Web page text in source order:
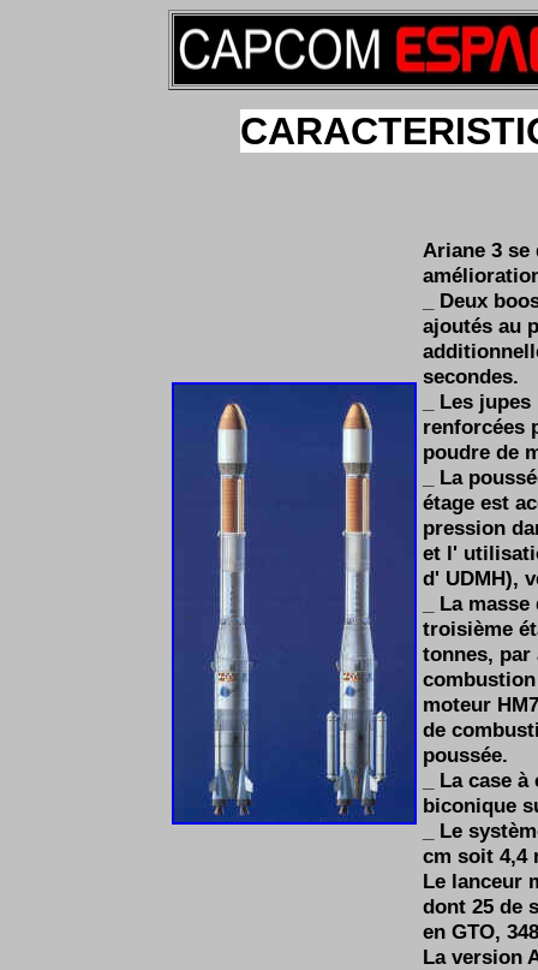
Ariane 3 se
_ Deux
ajoutés au
secondes.
_ Les
renforcées
poudre de
_ La
étage est
pression
et l'
d' UDMH),
_ La
troisième
tonnes, par
combustion
moteur
de
poussée.
_ La case
biconique
_ Le
cm soit 4,4
Le lanceur
dont 25 de
en GTO,
La version